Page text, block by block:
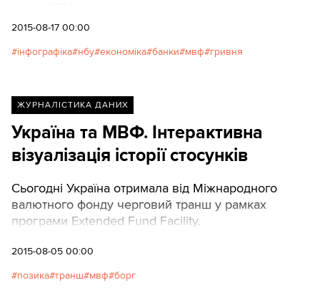
отже, і від наявності валюти. Так, за даними
підприємствами торгівлі у 2014 р., були
комплектуючих чи сировини. Автор: Володимир
Рапопорт
2015-08-17 00:00
інфографіка нбу економіка банки мвф гривня
ЖУРНАЛІСТИКА ДАНИХ
Україна та МВФ. Інтерактивна
візуалізація історії стосунків
Сьогодні Україна отримала від Міжнародного
валютного фонду черговий транш у рамках
програми Extended Fund Facility.
2015-08-05 00:00
позика транш мвф борг